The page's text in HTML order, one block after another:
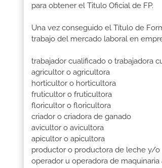
para obtener el Titulo Oficial de FP.
Una vez conseguido el Título de
trabajo del mercado laboral en
trabajador cualificado o trabajadora
agricultor o agricultora
horticultor o horticultora
fruticultor o fruticultora
floricultor o floricultora
criador o criadora de ganado
avicultor o avicultora
apicultor o apicultora
productor o productora de leche y/o
operador u operadora de maquinaria